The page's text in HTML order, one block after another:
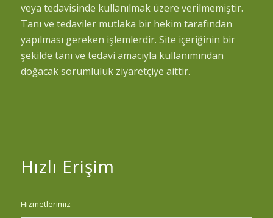
veya tedavisinde kullanılmak üzere verilmemiştir.
Tanı ve tedaviler mutlaka bir hekim tarafından
yapılması gereken işlemlerdir. Site içeriğinin bir
şekilde tanı ve tedavi amacıyla kullanımından
doğacak sorumluluk ziyaretçiye aittir.
Hızlı Erişim
Hizmetlerimiz